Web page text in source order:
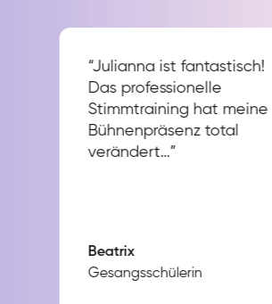
“Julianna ist fantastisch!
Das professionelle
Stimmtraining hat meine
Bühnenpräsenz total
verändert…”
Beatrix
Gesangsschülerin